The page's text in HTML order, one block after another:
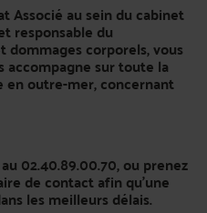
Associé au sein du cabinet
responsable du
corporels, vous
accompagne sur toute la
en outre-mer, concernant
02.40.89.00.70, ou prenez
de contact afin qu’une
les meilleurs délais.